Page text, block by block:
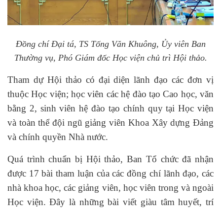
Đồng chí Đại tá, TS Tống Văn Khuông, Ủy viên Ban
Thường vụ, Phó Giám đốc Học viện chủ trì Hội thảo.
Tham dự Hội thảo có đại diện lãnh đạo cácđơn vị
thuộc Học viện; học viên các hệ đào tạo Cao học, văn
bằng 2, sinh viên hệ đào tạo chính quy tại Học viện
và toàn thể đội ngũ giảng viên Khoa Xây dựng Đảng
và chính quyền Nhà nước.
Quá trình chuẩn bị Hội thảo, Ban Tổ chức đã nhận
được 17 bài tham luận của các đồng chí lãnh đạo, các
nhà khoa học, các giảng viên, học viên trong và ngoài
Học viện. Đây là những bài viết giàu tâm huyết, trí